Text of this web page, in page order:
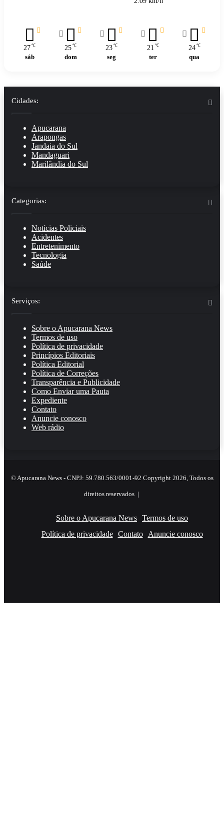
27 ℃
sáb
25 ℃
dom
23 ℃
seg
21 ℃
ter
24 ℃
qua
Cidades:
Apucarana
Arapongas
Jandaia do Sul
Mandaguari
Marilândia do Sul
Categorias:
Notícias Policiais
Acidentes
Entretenimento
Tecnologia
Saúde
Serviços:
Sobre o Apucarana News
Termos de uso
Política de privacidade
Princípios Editoriais
Política Editorial
Política de Correções
Transparência e Publicidade
Como Enviar uma Pauta
Expediente
Contato
Anuncie conosco
Web rádio
© Apucarana News - CNPJ: 59.780.563/0001-92 Copyright 2026, Todos os
direitos reservados |
Sobre o Apucarana News Termos de uso
Política de privacidade
Contato Anuncie conosco